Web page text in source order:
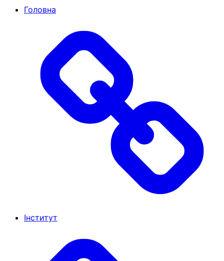
Головна
Інститут